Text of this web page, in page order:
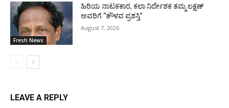
Fresh News
ಹಿರಿಯ ನಾಟಕಕಾರ, ಕಲಾ ನಿರ್ದೇಶಕ ತಮ್ಮ ಲಕ್ಷಣ್
ಅವರಿಗೆ “ತೌಳವ ಪ್ರಶಸ್ತಿ”
August 7, 2026
LEAVE A REPLY